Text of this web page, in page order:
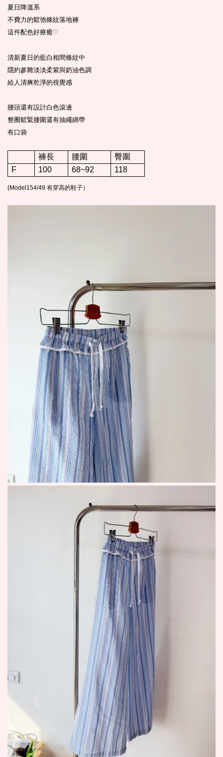
夏日降溫系
不費力的鬆弛條紋落地褲
這件配色好療癒♡
清新夏日的藍白相間條紋中
隱約參雜淡淡柔紫與奶油色調
給人清爽乾淨的視覺感
腰頭還有設計白色滾邊
整圈鬆緊腰圍還有抽繩綁帶
有口袋
褲長 腰圍
臀圍
F
100 68~92 118
(Model154/49 有穿高的鞋子）